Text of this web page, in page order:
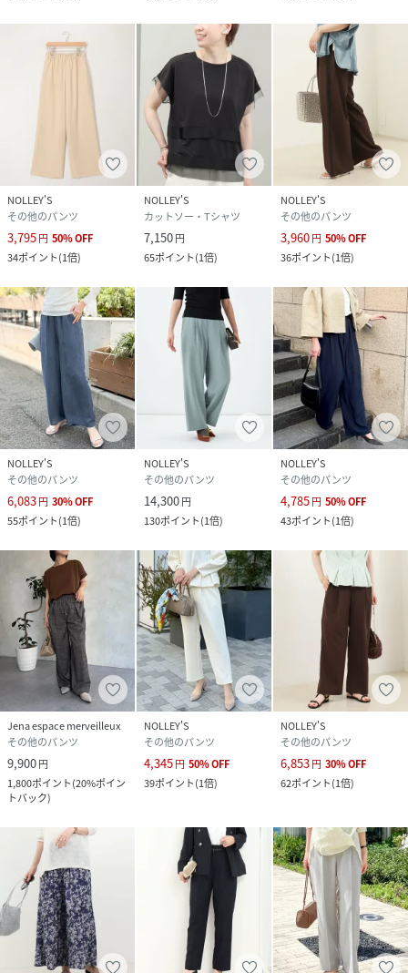
NOLLEY'S
その他のパンツ
3,795円 50%OFF
34ポイント(1倍)
NOLLEY'S
カットソー・Tシャツ
7,150円
65ポイント(1倍)
NOLLEY'S
その他のパンツ
3,960円 50%OFF
36ポイント(1倍)
NOLLEY'S
その他のパンツ
6,083円 30%OFF
55ポイント(1倍)
NOLLEY'S
その他のパンツ
14,300円
130ポイント(1倍)
NOLLEY'S
その他のパンツ
4,785円 50%OFF
43ポイント(1倍)
Jena espace merveilleux
その他のパンツ
9,900円
1,800ポイント(20%ポイン
トバック)
NOLLEY'S
その他のパンツ
4,345円 50%OFF
39ポイント(1倍)
NOLLEY'S
その他のパンツ
6,853円 30%OFF
62ポイント(1倍)